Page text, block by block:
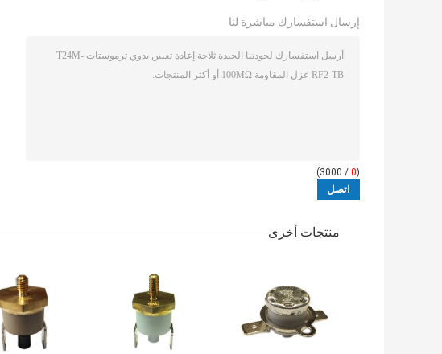
إرسال استفسارك مباشرة لنا
(
0
/ 3000)
منتجات أخرى